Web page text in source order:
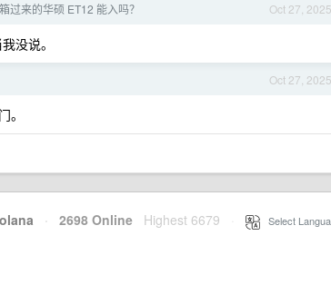
Oct 27, 2025
过来的华硕 ET12 能入吗？
没说。
Oct 27, 2025
。
· 2698 Online Highest 6679 Select